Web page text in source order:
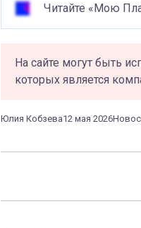
Читайте «Мою
На сайте могут быть
которых является
Юлия Кобзева12 мая 2026